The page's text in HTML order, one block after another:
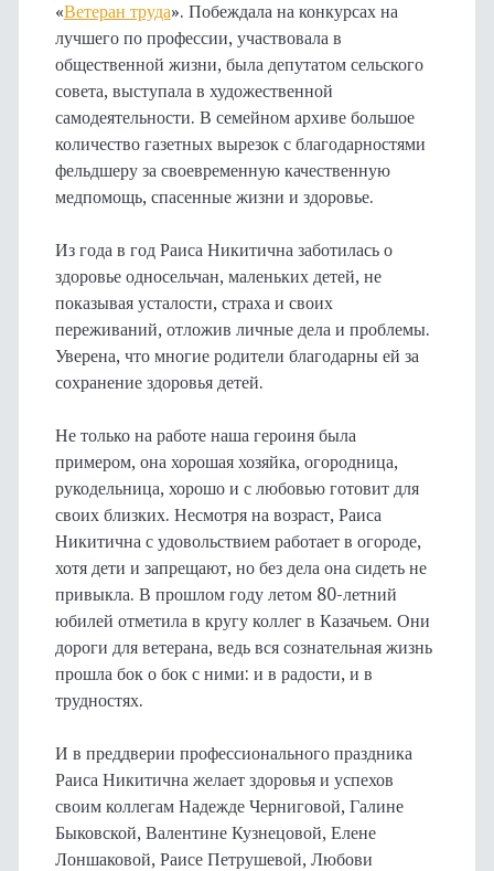
«Ветеран труда». Побеждала на конкурсах на
лучшего по профессии, участвовала в
общественной жизни, была депутатом сельского
совета, выступала в художественной
самодеятельности. В семейном архиве большое
количество газетных вырезок с благодарностями
фельдшеру за своевременную качественную
медпомощь, спасенные жизни и здоровье.
Из года в год Раиса Никитична заботилась о
здоровье односельчан, маленьких детей, не
показывая усталости, страха и своих
переживаний, отложив личные дела и проблемы.
Уверена, что многие родители благодарны ей за
сохранение здоровья детей.
Не только на работе наша героиня была
примером, она хорошая хозяйка, огородница,
рукодельница, хорошо и с любовью готовит для
своих близких. Несмотря на возраст, Раиса
Никитична с удовольствием работает в огороде,
хотя дети и запрещают, но без дела она сидеть не
привыкла. В прошлом году летом 80-летний
юбилей отметила в кругу коллег в Казачьем. Они
дороги для ветерана, ведь вся сознательная жизнь
прошла бок о бок с ними: и в радости, и в
трудностях.
И в преддверии профессионального праздника
Раиса Никитична желает здоровья и успехов
своим коллегам Надежде Черниговой, Галине
Быковской, Валентине Кузнецовой, Елене
Лоншаковой, Раисе Петрушевой, Любови